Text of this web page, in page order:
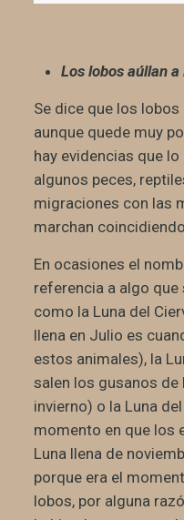
Los lobos aúllan a
Se dice que los lobos
aunque quede muy
hay evidencias que
algunos peces,
migraciones con las
marchan
En ocasiones el
referencia a algo que
como la Luna del
llena en Julio es
estos animales), la
salen los gusanos de
invierno) o la Luna
momento en que los
Luna llena de
porque era el
lobos, por alguna